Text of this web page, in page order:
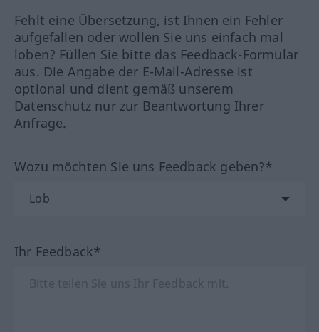
Fehlt eine Übersetzung, ist Ihnen ein Fehler
aufgefallen oder wollen Sie uns einfach mal
loben? Füllen Sie bitte das Feedback-Formular
aus. Die Angabe der E-Mail-Adresse ist
optional und dient gemäß unserem
Datenschutz nur zur Beantwortung Ihrer
Anfrage.
Wozu möchten Sie uns Feedback geben?*
Ihr Feedback*